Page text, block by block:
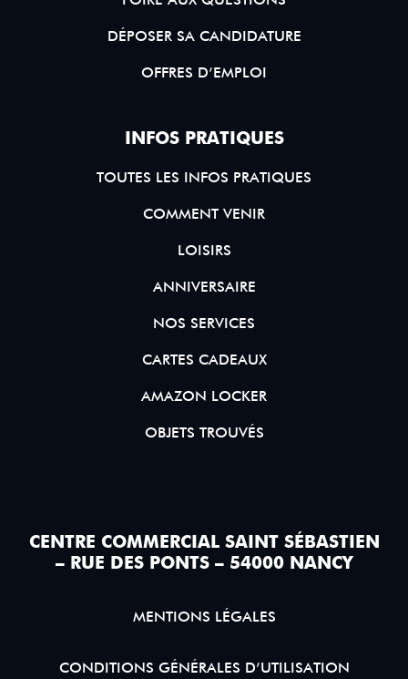
DÉPOSER SA CANDIDATURE
OFFRES D’EMPLOI
INFOS PRATIQUES
TOUTES LES INFOS PRATIQUES
COMMENT VENIR
LOISIRS
ANNIVERSAIRE
NOS SERVICES
CARTES CADEAUX
AMAZON LOCKER
OBJETS TROUVÉS
CENTRE COMMERCIAL SAINT SÉBASTIEN
– RUE DES PONTS – 54000 NANCY
MENTIONS LÉGALES
CONDITIONS GÉNÉRALES D’UTILISATION